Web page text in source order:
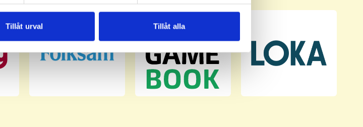
även sådana identifierare och annan information från din enhet
vi samarbetar med. Dessa kan i sin tur kombinera informationen
Tillåt urval Tillåt alla